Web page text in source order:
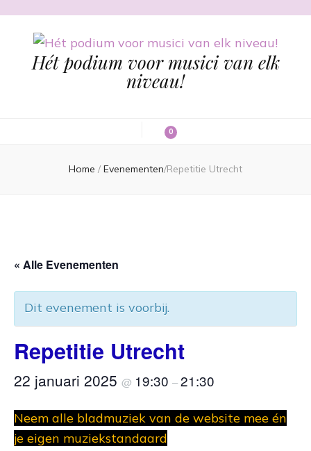
Hét podium voor musici van elk
niveau!
0
Home / Evenementen/Repetitie Utrecht
« Alle Evenementen
Dit evenement is voorbij.
Repetitie Utrecht
22 januari 2025 @ 19:30 –21:30
Neem alle bladmuziek van de website mee én
je eigen muziekstandaard